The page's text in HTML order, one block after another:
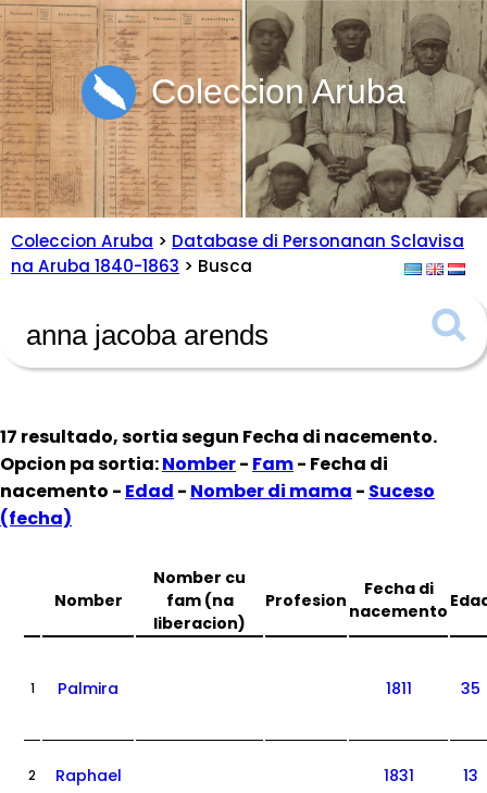
Coleccion Aruba
Coleccion Aruba > Database di Personanan Sclavisa
na Aruba 1840-1863 > Busca
17 resultado, sortia segun Fecha di nacemento.
Opcion pa sortia:Nomber- Fam- Fecha di
nacemento - Edad - Nomber di mama - Suceso
(fecha)
Nomber
Nomber cu
fam (na
liberacion)
Profesion
Fecha di
nacemento
1 Palmira 1811 35
2 Raphael 1831 13